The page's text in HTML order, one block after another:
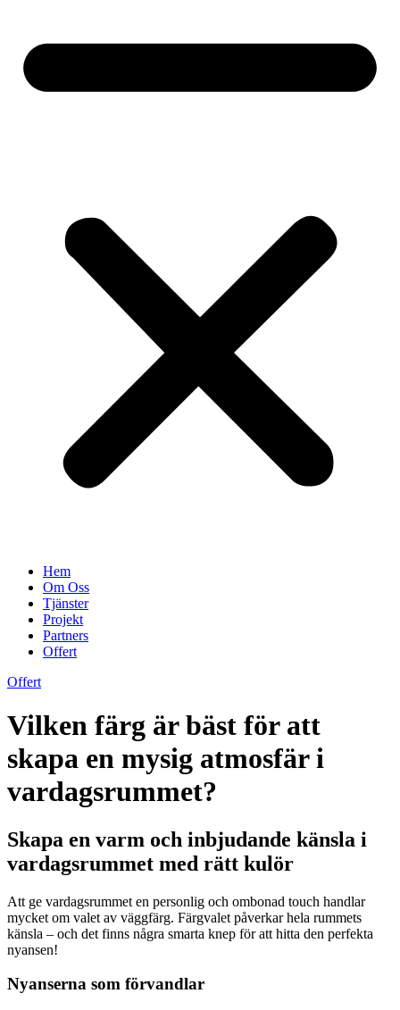
Hem
Om Oss
Tjänster
Projekt
Partners
Offert
Offert
Vilken färg är bäst för att
skapa en mysig atmosfär i
vardagsrummet?
Skapa en varm och inbjudande känsla i
vardagsrummet med rätt kulör
Att ge vardagsrummet en personlig och ombonad touch handlar
mycket om valet av väggfärg. Färgvalet påverkar hela rummets
känsla – och det finns några smarta knep för att hitta den perfekta
nyansen!
Nyanserna som förvandlar